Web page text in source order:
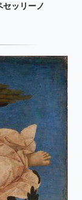
ッリーノ